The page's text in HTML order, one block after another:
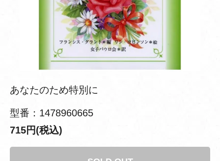
あなたのため特別に
型番：1478960665
715円(税込)